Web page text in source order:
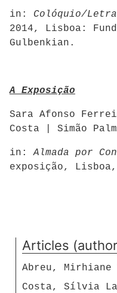
in: Colóquio/
2014, Lisboa:
Gulbenkian.
A Exposição
Sara Afonso
Costa | Simão
in:A lmada por
exposição,
Articles
Abreu, Mirhiane
Costa, Sílvia